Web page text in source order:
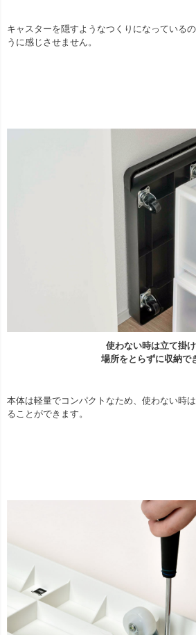
キャスターを隠すようなつくりになっている
うに感じさせません。
使わない時は立て掛
場所をとらずに収納で
本体は軽量でコンパクトなため、使わない時
ることができます。